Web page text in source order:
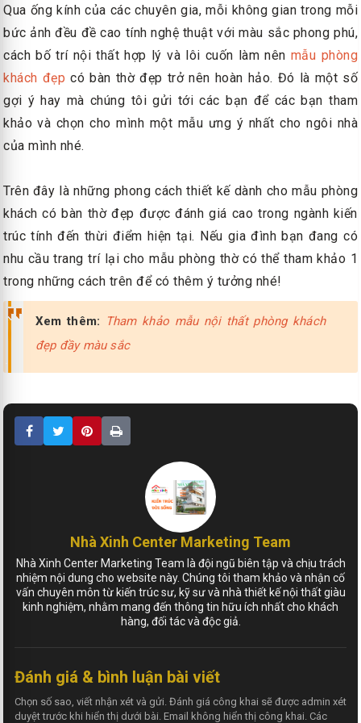
Qua ống kính của các chuyên gia, mỗi không gian trong mỗi
bức ảnh đều đề cao tính nghệ thuật với màu sắc phong phú,
cách bố trí nội thất hợp lý và lôi cuốn làm nên mẫu phòng
khách đẹp có bàn thờ đẹp trở nên hoàn hảo. Đó là một số
gợi ý hay mà chúng tôi gửi tới các bạn để các bạn tham
khảo và chọn cho mình một mẫu ưng ý nhất cho ngôi nhà
của mình nhé.
Trên đây là những phong cách thiết kế dành cho mẫu phòng
khách có bàn thờ đẹp được đánh giá cao trong ngành kiến
trúc tính đến thừi điểm hiện tại. Nếu gia đình bạn đang có
nhu cầu trang trí lại cho mẫu phòng thờ có thể tham khảo 1
trong những cách trên để có thêm ý tưởng nhé!
Xem thêm:
Tham khảo mẫu nội thất phòng khách
đẹp đầy màu sắc
Nhà Xinh Center Marketing Team
Nhà Xinh Center Marketing Team là đội ngũ biên tập và chịu trách
nhiệm nội dung cho website này. Chúng tôi tham khảo và nhận cố
vấn chuyên môn từ kiến trúc sư, kỹ sư và nhà thiết kế nội thất giàu
kinh nghiệm, nhằm mang đến thông tin hữu ích nhất cho khách
hàng, đối tác và độc giả.
Đánh giá & bình luận bài viết
Chọn số sao, viết nhận xét và gửi. Đánh giá công khai sẽ được admin xét
duyệt trước khi hiển thị dưới bài. Email không hiển thị công khai. Các